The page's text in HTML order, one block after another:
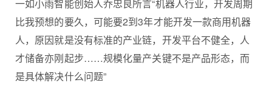
一如小雨智能创始人乔忠良所言“机器人行业，开发周期
比我预想的要久，可能要2到3年才能开发一款商用机器
人，原因就是没有标准的产业链，开发平台不健全，人
才储备亦刚起步……规模化量产关键不是产品形态，而
是具体解决什么问题”